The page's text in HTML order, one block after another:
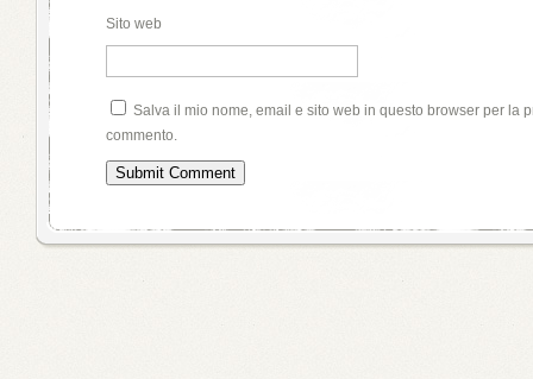
Sito web
Salva il mio nome, email e sito web in questo browser per la
commento.